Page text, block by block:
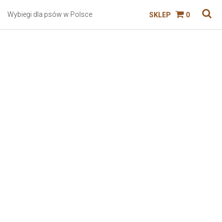
Wybiegi dla psów w Polsce SKLEP 0